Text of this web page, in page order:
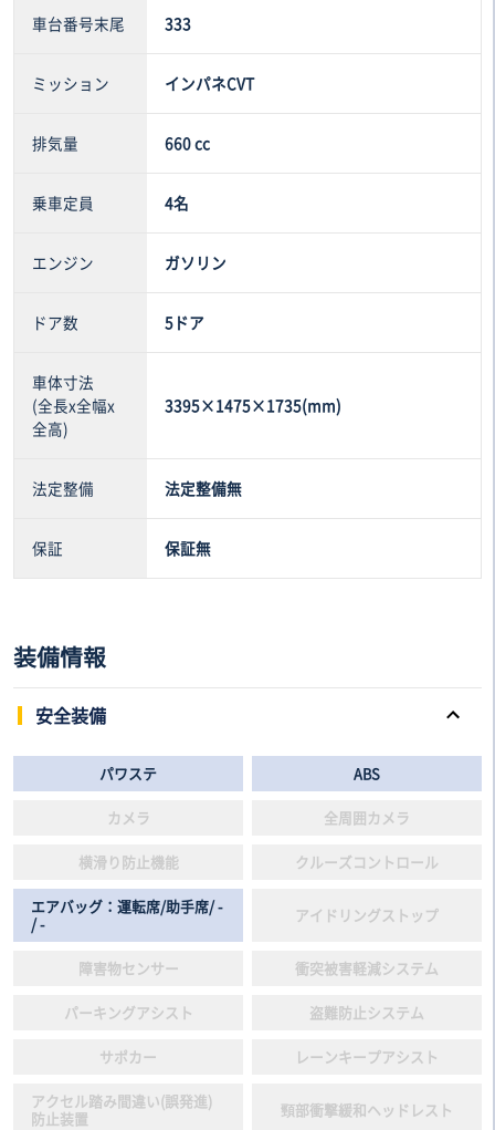
車台番号末尾 333
ミッション インパネCVT
排気量 660 cc
乗車定員 4名
エンジン ガソリン
ドア数 5ドア
車体寸法
(全長x全幅x
全高)
3395×1475×1735(mm)
法定整備 法定整備無
保証 保証無
装備情報
安全装備
パワステ ABS
カメラ 全周囲カメラ
横滑り防止機能 クルーズコントロール
エアバッグ：運転席/助手席/ -
/ -
アイドリングストップ
障害物センサー 衝突被害軽減システム
パーキングアシスト 盗難防止システム
サポカー レーンキープアシスト
アクセル踏み間違い(誤発進)
防止装置
頸部衝撃緩和ヘッドレスト